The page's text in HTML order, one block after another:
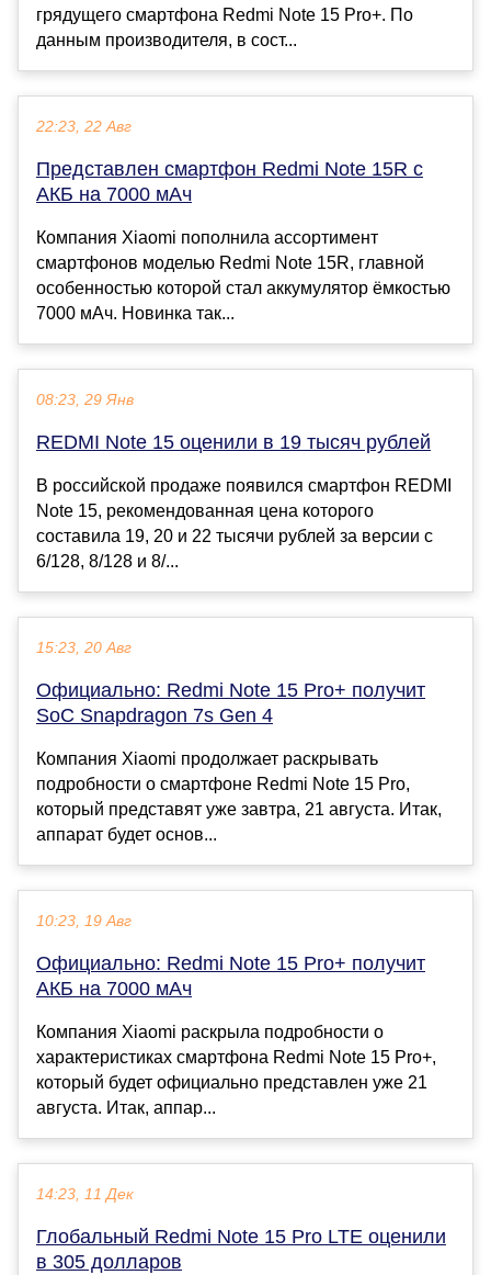
грядущего смартфона Redmi Note 15 Pro+. По
данным производителя, в сост...
22:23, 22 Авг
Представлен смартфон Redmi Note 15R с
АКБ на 7000 мАч
Компания Xiaomi пополнила ассортимент
смартфонов моделью Redmi Note 15R, главной
особенностью которой стал аккумулятор ёмкостью
7000 мАч. Новинка так...
08:23, 29 Янв
REDMI Note 15 оценили в 19 тысяч рублей
В российской продаже появился смартфон REDMI
Note 15, рекомендованная цена которого
составила 19, 20 и 22 тысячи рублей за версии с
6/128, 8/128 и 8/...
15:23, 20 Авг
Официально: Redmi Note 15 Pro+ получит
SoC Snapdragon 7s Gen 4
Компания Xiaomi продолжает раскрывать
подробности о смартфоне Redmi Note 15 Pro,
который представят уже завтра, 21 августа. Итак,
аппарат будет основ...
10:23, 19 Авг
Официально: Redmi Note 15 Pro+ получит
АКБ на 7000 мАч
Компания Xiaomi раскрыла подробности о
характеристиках смартфона Redmi Note 15 Pro+,
который будет официально представлен уже 21
августа. Итак, аппар...
14:23, 11 Дек
Глобальный Redmi Note 15 Pro LTE оценили
в 305 долларов